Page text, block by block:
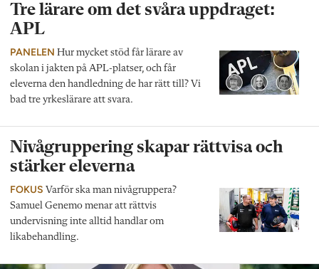
Tre lärare om det svåra uppdraget:
APL
PANELEN Hur mycket stöd får lärare av
skolan i jakten på APL-platser, och får
eleverna den handledning de har rätt till? Vi
bad tre yrkeslärare att svara.
Nivågruppering skapar rättvisa och
stärker eleverna
FOKUS Varför ska man nivågruppera?
Samuel Genemo menar att rättvis
undervisning inte alltid handlar om
likabehandling.